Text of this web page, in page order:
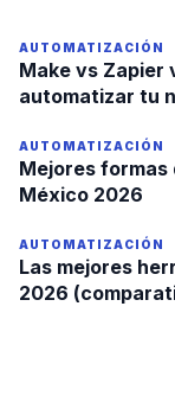
AUTOMATIZACIÓN
Make vs Zapier
automatizar tu
AUTOMATIZACIÓN
Mejores formas
México 2026
AUTOMATIZACIÓN
Las mejores
2026